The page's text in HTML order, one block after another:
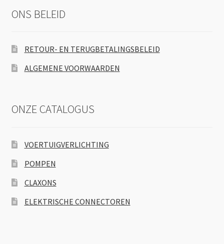
ONS BELEID
RETOUR- EN TERUGBETALINGSBELEID
ALGEMENE VOORWAARDEN
ONZE CATALOGUS
VOERTUIGVERLICHTING
POMPEN
CLAXONS
ELEKTRISCHE CONNECTOREN